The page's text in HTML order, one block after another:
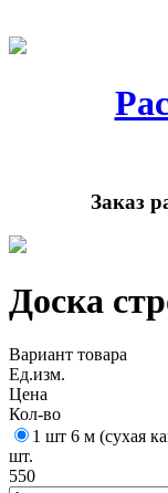
Заказ
Доска
Вариант товара
Ед.изм.
Цена
Кол-во
1 шт 6 м (сухая
шт.
550